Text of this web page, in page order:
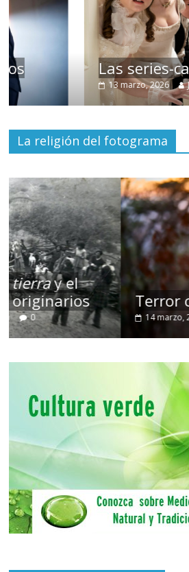
Las series-caramelos
Julio Martínez
La religión del fotograma
Terror chamánico
14 marzo, 2026 Julio Martínez